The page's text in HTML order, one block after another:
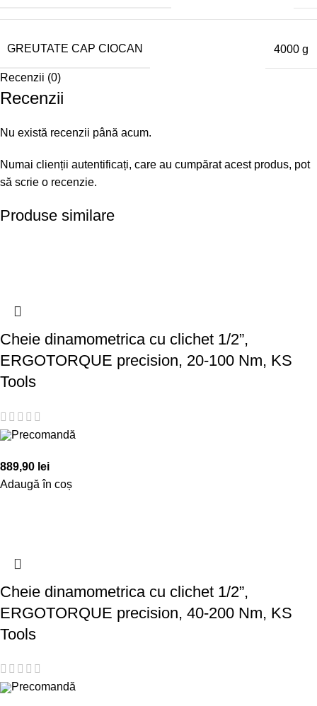
GREUTATE CAP CIOCAN 4000 g
Recenzii (0)
Recenzii
Nu există recenzii până acum.
Numai clienții autentificați, care au cumpărat acest produs, pot
să scrie o recenzie.
Produse similare
Cheie dinamometrica cu clichet 1/2”,
ERGOTORQUE precision, 20-100 Nm, KS
Tools
Precomandă
889,90 lei
Adaugă în coș
Cheie dinamometrica cu clichet 1/2”,
ERGOTORQUE precision, 40-200 Nm, KS
Tools
Precomandă